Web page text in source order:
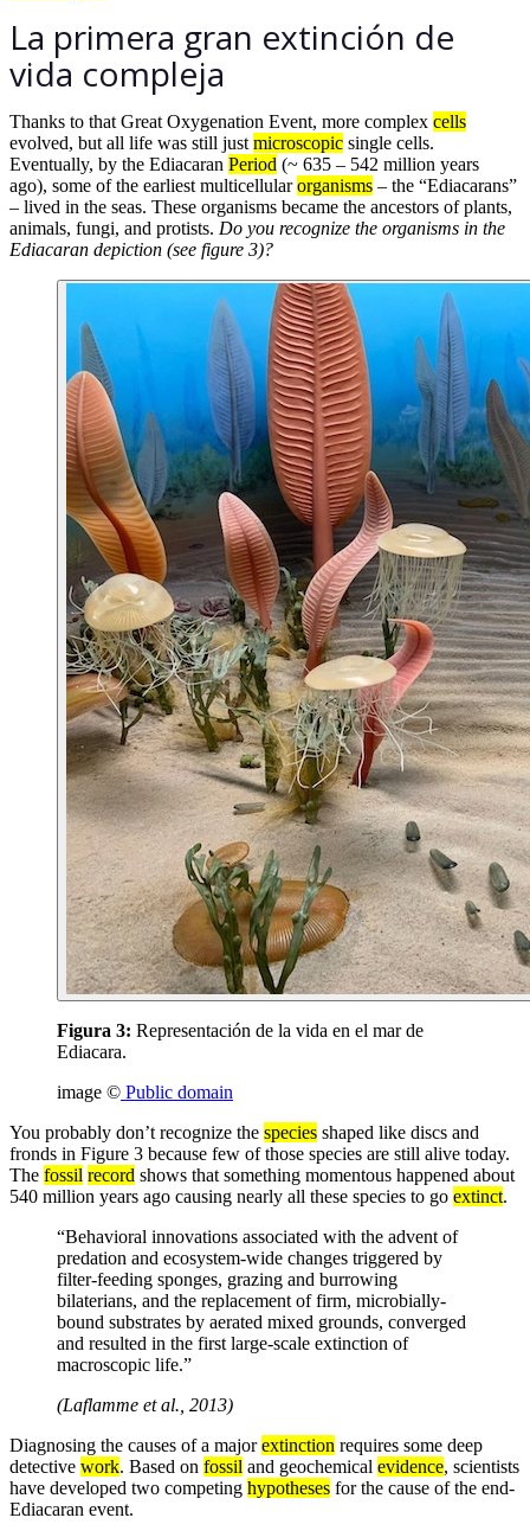
La primera gran extinción de
vida compleja
Thanks to that Great Oxygenation Event, more complex cells
evolved, but all life was still just microscopic single cells.
Eventually, by the Ediacaran Period (~ 635 – 542 million years
ago), some of the earliest multicellularorganisms – the “Ediacarans”
– lived in the seas. These organisms became the ancestors of plants,
animals, fungi, and protists. Do you recognize the organisms in the
Ediacaran depiction (see figure 3)?
Figura 3: Representación de la vida en el mar de
Ediacara.
image © Public domain
You probably don’t recognize the species shaped like discs and
fronds in Figure 3 because few of those species are still alive today.
The fossil record shows that something momentous happened about
540 million years ago causing nearly all these species to go extinct.
“Behavioral innovations associated with the advent of
predation and ecosystem-wide changes triggered by
filter-feeding sponges, grazing and burrowing
bilaterians, and the replacement of firm, microbially-
bound substrates by aerated mixed grounds, converged
and resulted in the first large-scale extinction of
macroscopic life.”
(Laflamme et al., 2013)
Diagnosing the causes of a majorextinction requires some deep
detective work. Based on fossil and geochemical evidence, scientists
have developed two competing hypotheses for the cause of the end-
Ediacaran event.